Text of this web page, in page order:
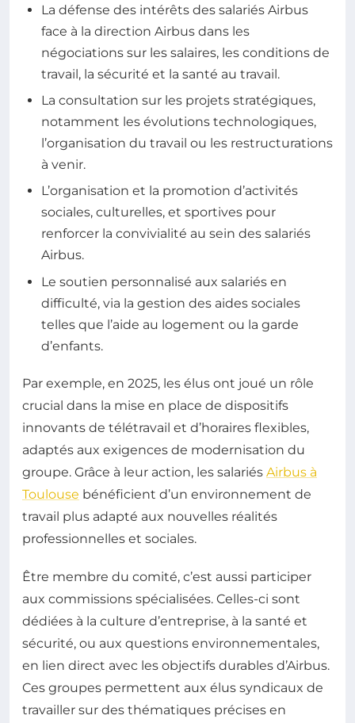
La défense des intérêts des salariés Airbus
face à la direction Airbus dans les
négociations sur les salaires, les conditions de
travail, la sécurité et la santé au travail.
La consultation sur les projets stratégiques,
notamment les évolutions technologiques,
l’organisation du travail ou les restructurations
à venir.
L’organisation et la promotion d’activités
sociales, culturelles, et sportives pour
renforcer la convivialité au sein des salariés
Airbus.
Le soutien personnalisé aux salariés en
difficulté, via la gestion des aides sociales
telles que l’aide au logement ou la garde
d’enfants.
Par exemple, en 2025, les élus ont joué un rôle
crucial dans la mise en place de dispositifs
innovants de télétravail et d’horaires flexibles,
adaptés aux exigences de modernisation du
groupe. Grâce à leur action, les salariés Airbus à
Toulouse bénéficient d’un environnement de
travail plus adapté aux nouvelles réalités
professionnelles et sociales.
Être membre du comité, c’est aussi participer
aux commissions spécialisées. Celles-ci sont
dédiées à la culture d’entreprise, à la santé et
sécurité, ou aux questions environnementales,
en lien direct avec les objectifs durables d’Airbus.
Ces groupes permettent aux élus syndicaux de
travailler sur des thématiques précises en